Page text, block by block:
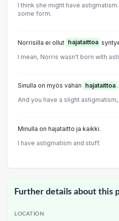
I think she might have
some form.
Norrisilla ei ollut hajataittoa
I mean, Norris wasn't born with
Sinulla on myös vähän hajataittoa .
And you have a slight
Minulla on hajataitto ja kaikki.
I have astigmatism and stuff.
Further details about this
LOCATION